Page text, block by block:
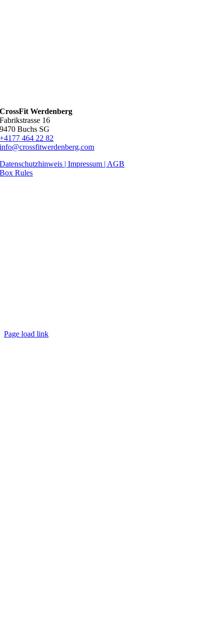
CrossFit Werdenberg
Fabrikstrasse 16
9470 Buchs SG
+4177 464 22 82
info@crossfitwerdenberg.com
Datenschutzhinweis | Impressum | AGB
Box Rules
Page load link